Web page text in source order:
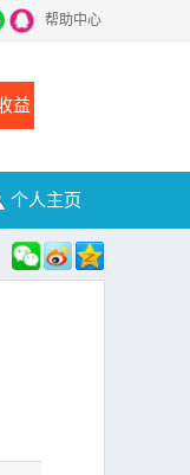
帮助中心
益
个人主页